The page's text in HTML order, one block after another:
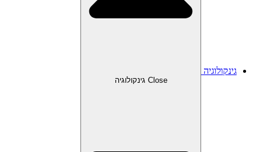
גינקולוגיה
Close גינקולוגיה